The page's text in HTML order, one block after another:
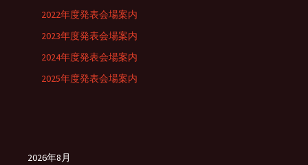
2022年度発表会場案内
2023年度発表会場案内
2024年度発表会場案内
2025年度発表会場案内
2026年8月